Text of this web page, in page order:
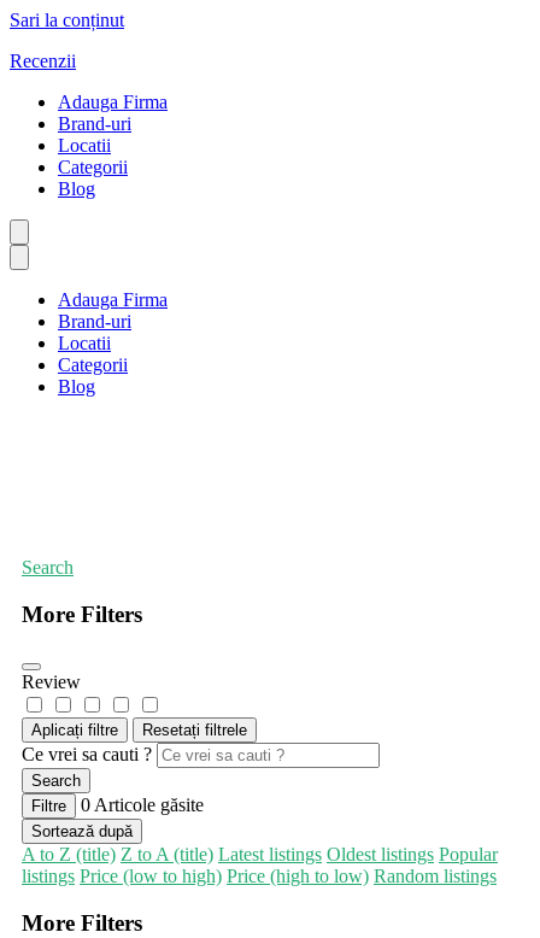
Sari la conținut
Recenzii
Adauga Firma
Brand-uri
Locatii
Categorii
Blog
Adauga Firma
Brand-uri
Locatii
Categorii
Blog
Search
More Filters
Review
Aplicați filtre Resetați filtrele
Ce vrei sa cauti ?
Search
Filtre
0 Articole găsite
Sortează după
A to Z (title) Z to A (title) Latest listings Oldest listings Popular
listings Price (low to high) Price (high to low) Random listings
More Filters